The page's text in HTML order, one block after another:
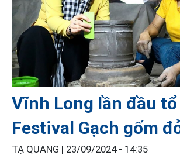
Vĩnh Long lần đầu
Festival Gạch gốm
TẠ QUANG | 23/09/2024 - 14:35